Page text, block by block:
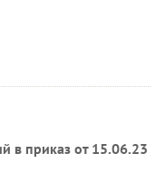
в приказ от 15.06.23